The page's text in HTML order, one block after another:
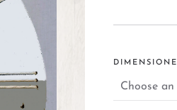
DIMENSIONE